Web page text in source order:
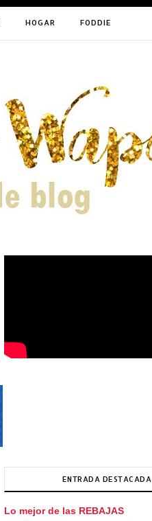
HOGAR FODDIE
ENTRADA DESTACADA
Lo mejor de las REBAJAS